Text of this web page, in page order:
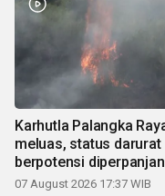
Karhutla Palangka
meluas, status darurat
berpotensi
07 August 2026 17:37 WIB